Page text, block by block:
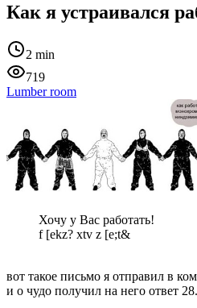
Как я устраивался
2 min
719
Lumber room
Хочу у Вас работать!
f [ekz? xtv z [e;t&
вот такое письмо я отправил в
и о чудо получил на него ответ